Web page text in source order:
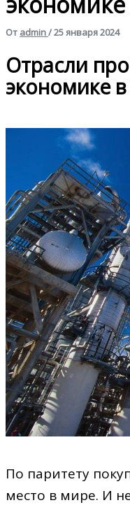
От admin/25 января 2024
Отрасли
экономике
По паритету
место в мире. И